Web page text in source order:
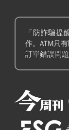
「防詐騙提
作。ATM只
訂單錯誤問